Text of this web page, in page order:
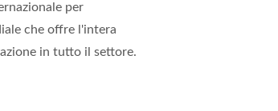
per
che offre l'intera
in tutto il settore.